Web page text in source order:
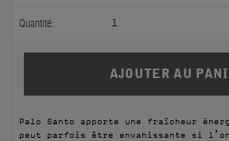
GROOMING
ODDITIES
ÉCHANTILLONS
Quantité: 1
Palo Santo apporte une fraîcheur
peut parfois être envahissante si